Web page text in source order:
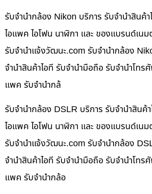
รับจำนำกล้อง Nikon บริการ รับจำนำสินค้
ไอแพค ไอโฟน นาฬิกา และ ของแบรนด์เนม
รับจํานําแจ้งวัฒนะ.com รับจำนำกล้อง
จำนำสินค้าไอที รับจำนำมือถือ รับจำนำโทร
แพค รับจำนำกล้
รับจำนำกล้อง DSLR บริการ รับจำนำสินค้
ไอแพค ไอโฟน นาฬิกา และ ของแบรนด์เนม
รับจํานําแจ้งวัฒนะ.com รับจำนำกล้อง
จำนำสินค้าไอที รับจำนำมือถือ รับจำนำโทร
แพค รับจำนำกล้อ